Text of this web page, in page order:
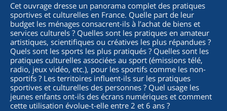
Cet ouvrage dresse un panorama complet des pratiques
sportives et culturelles en France. Quelle part de leur
budget les ménages consacrent-ils à l’achat de biens et
services culturels ? Quelles sont les pratiques en amateur
artistiques, scientifiques ou créatives les plus répandues ?
Quels sont les sports les plus pratiqués ? Quelles sont les
pratiques culturelles associées au sport (émissions télé,
radio, jeux vidéo, etc.), pour les sportifs comme les non-
sportifs ? Les territoires influent-ils sur les pratiques
sportives et culturelles des personnes ? Quel usage les
jeunes enfants ont-ils des écrans numériques et comment
cette utilisation évolue-t-elle entre 2 et 6 ans ?